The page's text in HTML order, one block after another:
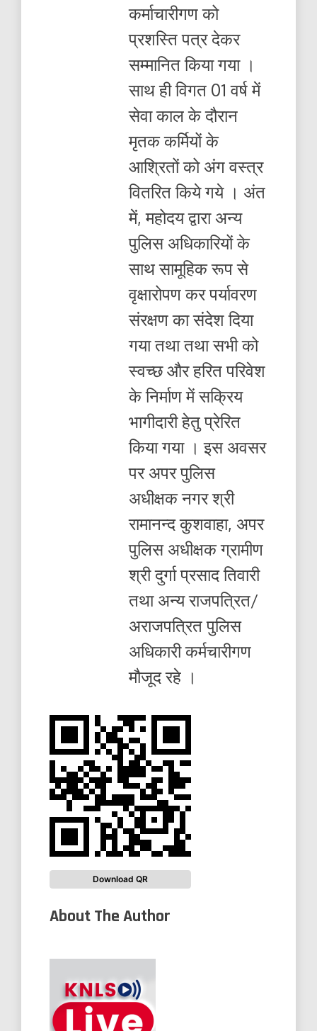
कर्माचारीगण को
प्रशस्ति पत्र देकर
सम्मानित किया गया ।
साथ ही विगत 01 वर्ष में
सेवा काल के दौरान
मृतक कर्मियों के
आश्रितों को अंग वस्त्र
वितरित किये गये । अंत
में, महोदय द्वारा अन्य
पुलिस अधिकारियों के
साथ सामूहिक रूप से
वृक्षारोपण कर पर्यावरण
संरक्षण का संदेश दिया
गया तथा तथा सभी को
स्वच्छ और हरित परिवेश
के निर्माण में सक्रिय
भागीदारी हेतु प्रेरित
किया गया । इस अवसर
पर अपर पुलिस
अधीक्षक नगर श्री
रामानन्द कुशवाहा, अपर
पुलिस अधीक्षक ग्रामीण
श्री दुर्गा प्रसाद तिवारी
तथा अन्य राजपत्रित/
अराजपत्रित पुलिस
अधिकारी कर्मचारीगण
मौजूद रहे ।
Download QR
About The Author